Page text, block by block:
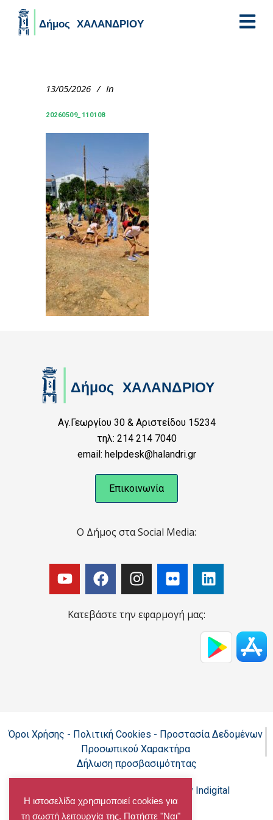
13/05/2026 In
20260509_110108
Αγ.Γεωργίου 30 & Αριστείδου 15234
τηλ: 214 214 7040
email: helpdesk@halandri.gr
Επικοινωνία
Ο Δήμος στα Social Media:
Κατεβάστε την εφαρμογή μας:
Όροι Χρήσης - Πολιτική Cookies - Προστασία Δεδομένων
Προσωπικού Χαρακτήρα
Δήλωση προσβασιμότητας
Powered by Indigital
Η ιστοσελίδα χρησιμοποιεί cookies για
τη σωστή λειτουργία της. Πατήστε "Ναι"